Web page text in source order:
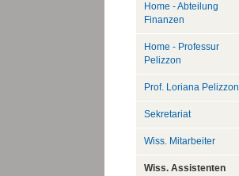
Home - Abteilung
Finanzen
Home - Professur
Pelizzon
Prof. Loriana Pelizzon
Sekretariat
Wiss. Mitarbeiter
Wiss. Assistenten